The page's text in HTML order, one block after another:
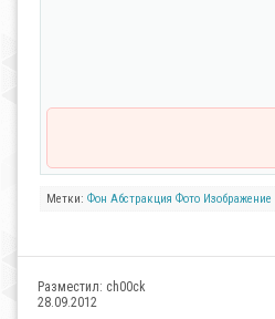
Метки: Фон Абстракция Фото Изображение
Разместил: ch00ck
28.09.2012